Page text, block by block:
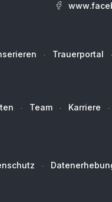
Trauerportal
Team Karriere